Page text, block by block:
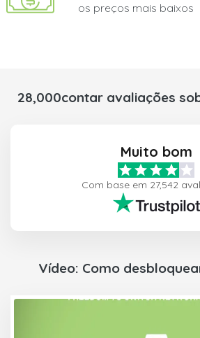
os preços mais baixos
28,000contar avaliações
Muito bom
Com base em 27,542
Vídeo: Como